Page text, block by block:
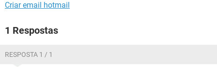
Criar email hotmail
1 Respostas
RESPOSTA 1 / 1